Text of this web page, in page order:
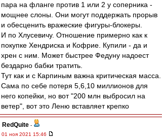
пара на фланге против 1 или 2 у соперника -
мощнее слоны. Они могут поддержать прорыв
и обесценить вражеские фигуры-блокеры.
И по Хлусевичу. Отношение примерно как к
покупке Хендриска и Кофрие. Купили - да и
хрен с ним. Может быстрее Федуну надоест
бездарно бабки тратить.
Тут как и с Карпиным важна критическая масса.
Сама по себе потеря 5,6,10 миллионов для
него копейки, но вот "200 млн выбросил на
ветер", вот это Леню вставляет крепко
RedQuite -
01 ноя 2021 15:46